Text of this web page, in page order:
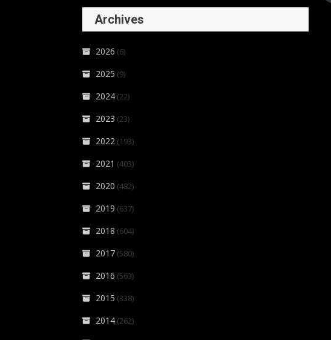
Archives
2026 (6)
2025 (9)
2024 (22)
2023 (23)
2022 (193)
2021 (403)
2020 (482)
2019 (637)
2018 (604)
2017 (580)
2016 (563)
2015 (338)
2014 (262)